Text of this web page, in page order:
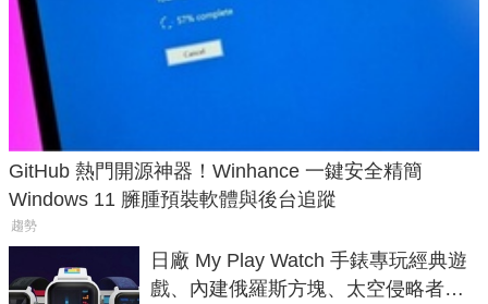
GitHub 熱門開源神器！Winhance 一鍵安全精簡
Windows 11 臃腫預裝軟體與後台追蹤
趨勢
日廠 My Play Watch 手錶專玩經典遊
戲、內建俄羅斯方塊、太空侵略者，